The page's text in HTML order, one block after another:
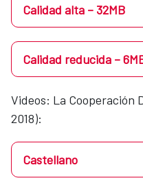
Calidad alta – 32MB
Calidad reducida –
Videos​​: La Cooperación
2018):
Castellano